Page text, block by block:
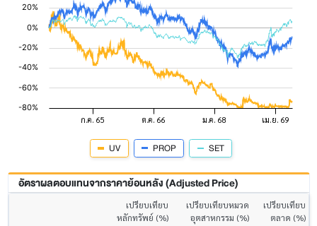
UV PROP SET
อัตราผลตอบแทนจากราคาย้อนหลัง (Adjusted Price)
เปรียบเทียบ
หลักทรัพย์ (%)
เปรียบเทียบหมวด
อุตสาหกรรม (%)
เปรียบเทียบ
ตลาด (%)